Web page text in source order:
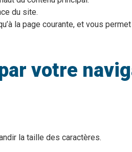
du site.
la page courante, et vous
votre
la taille des caractères.